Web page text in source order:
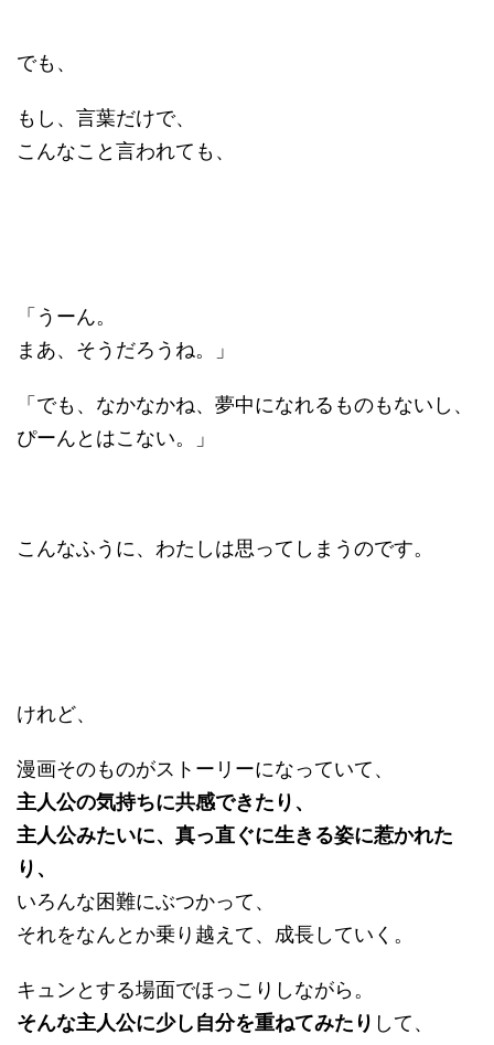
でも、
もし、言葉だけで、
こんなこと言われても、
「うーん。
まあ、そうだろうね。」
「でも、なかなかね、夢中になれるものもないし、
ぴーんとはこない。」
こんなふうに、わたしは思ってしまうのです。
けれど、
漫画そのものがストーリーになっていて、
主人公の気持ちに共感できたり、
主人公みたいに、真っ直ぐに生きる姿に惹かれた
り、
いろんな困難にぶつかって、
それをなんとか乗り越えて、成長していく。
キュンとする場面でほっこりしながら。
そんな主人公に少し自分を重ねてみたり して、